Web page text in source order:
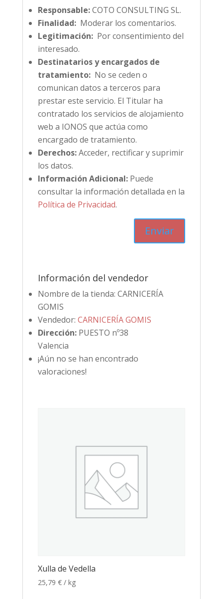
Responsable:COTO CONSULTING SL.
Finalidad:Moderar los comentarios.
Legitimación:Por consentimiento del
interesado.
Destinatarios y encargados de
tratamiento:No se ceden o
comunican datos a terceros para
prestar este servicio. El Titular ha
contratado los servicios de alojamiento
web a IONOS que actúa como
encargado de tratamiento.
Derechos:Acceder, rectificar y suprimir
los datos.
Información Adicional:Puede
consultar la información detallada en la
Política de Privacidad.
Información del vendedor
Nombre de la tienda: CARNICERÍA
GOMIS
Vendedor: CARNICERÍA GOMIS
Dirección: PUESTO nº38
Valencia
¡Aún no se han encontrado
valoraciones!
Xulla de Vedella
25,79 € / kg